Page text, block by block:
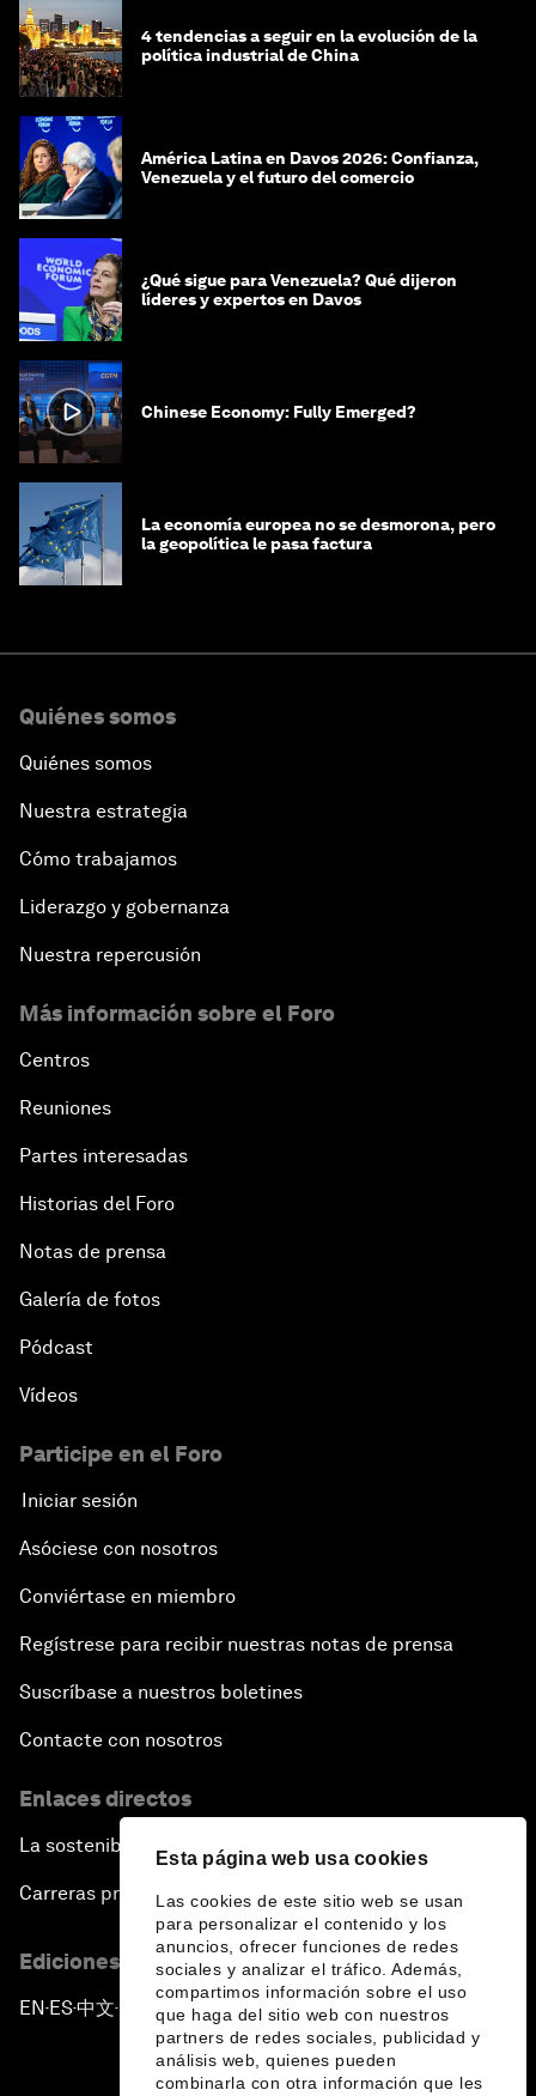
Esta página web usa cookies
Las cookies de este sitio web se usan
para personalizar el contenido y los
anuncios, ofrecer funciones de redes
sociales y analizar el tráfico. Además,
compartimos información sobre el uso
que haga del sitio web con nuestros
partners de redes sociales, publicidad y
análisis web, quienes pueden
combinarla con otra información que les
4 tendencias a seguir en la evolución de la
política industrial de China
América Latina en Davos 2026: Confianza,
Venezuela y el futuro del comercio
¿Qué sigue para Venezuela? Qué dijeron
líderes y expertos en Davos
Chinese Economy: Fully Emerged?
La economía europea no se desmorona, pero
la geopolítica le pasa factura
Quiénes somos
Quiénes somos
Nuestra estrategia
Cómo trabajamos
Liderazgo y gobernanza
Nuestra repercusión
Más información sobre el Foro
Centros
Reuniones
Partes interesadas
Historias del Foro
Notas de prensa
Galería de fotos
Pódcast
Vídeos
Participe en el Foro
Iniciar sesión
Asóciese con nosotros
Conviértase en miembro
Regístrese para recibir nuestras notas de prensa
Suscríbase a nuestros boletines
Contacte con nosotros
Enlaces directos
La sostenibilidad en el Foro
Carreras profesionales
Ediciones en otros idiomas
EN ▪ES▪中文▪ 日本語